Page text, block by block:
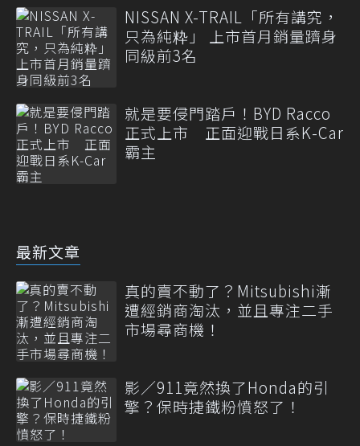
NISSAN X-TRAIL「所有講究，
只為純粋」 上市首月銷量躋身
同級前3名
就是要侵門踏戶！BYD Racco
正式上市 正面迎戰日系K-Car
霸主
最新文章
真的賣不動了？Mitsubishi漸
遭經銷商淘汰，並且專注二手
市場尋商機！
影／911竟然換了Honda的引
擎？保時捷鐵粉憤怒了！